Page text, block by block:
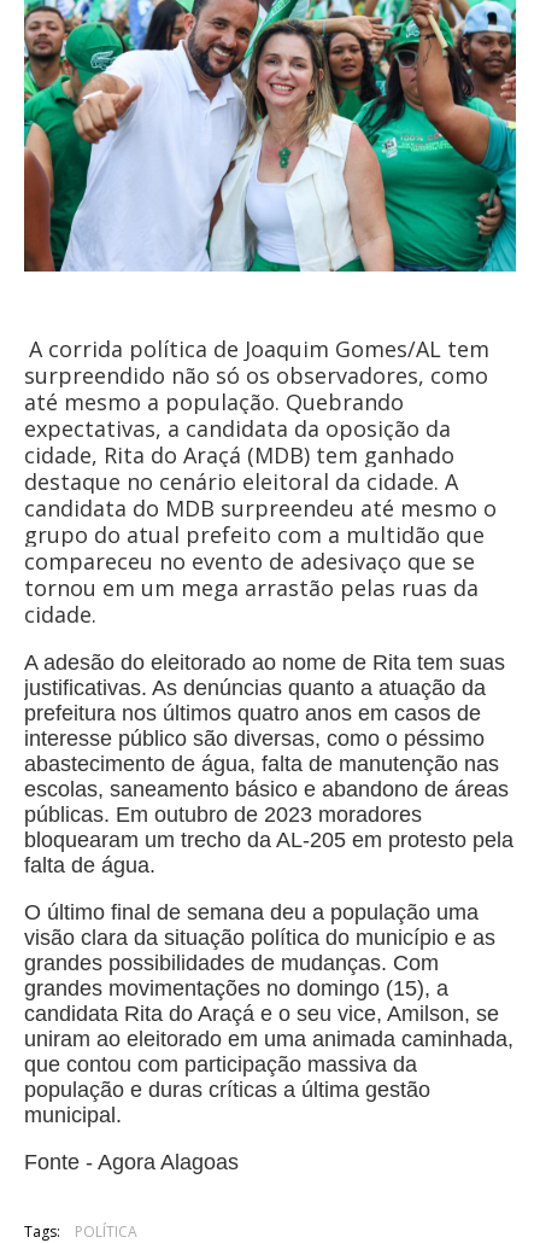
A corrida política de Joaquim Gomes/AL tem
surpreendido não só os observadores, como
até mesmo a população. Quebrando
expectativas, a candidata da oposição da
cidade, Rita do Araçá (MDB) tem ganhado
destaque no cenário eleitoral da cidade. A
candidata do MDB surpreendeu até mesmo o
grupo do atual prefeito com a multidão que
compareceu no evento de adesivaço que se
tornou em um mega arrastão pelas ruas da
cidade.
A adesão do eleitorado ao nome de Rita tem suas
justificativas. As denúncias quanto a atuação da
prefeitura nos últimos quatro anos em casos de
interesse público são diversas, como o péssimo
abastecimento de água, falta de manutenção nas
escolas, saneamento básico e abandono de áreas
públicas. Em outubro de 2023 moradores
bloquearam um trecho da AL-205 em protesto pela
falta de água.
O último final de semana deu a população uma
visão clara da situação política do município e as
grandes possibilidades de mudanças. Com
grandes movimentações no domingo (15), a
candidata Rita do Araçá e o seu vice, Amilson, se
uniram ao eleitorado em uma animada caminhada,
que contou com participação massiva da
população e duras críticas a última gestão
municipal.
Fonte - Agora Alagoas
Tags: POLÍTICA